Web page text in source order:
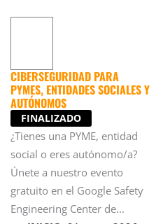
CIBERSEGURIDAD PARA
PYMES, ENTIDADES SOCIALES Y
AUTÓNOMOS
FINALIZADO
¿Tienes una PYME, entidad
social o eres autónomo/a?
Únete a nuestro evento
gratuito en el Google Safety
Engineering Center de...